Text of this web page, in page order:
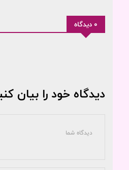
0 دیدگاه
دیدگاه خود را بیان